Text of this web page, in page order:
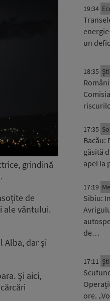
grindină
de
ale vântului.
Alba, dar și
Și aici,
19:34
un
18:35
17:35
Bacău:
găsită
apel la
17:19
Sibiu:
de…
17:11
ore.